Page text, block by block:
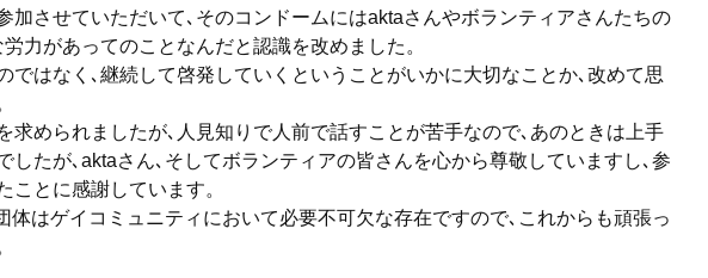
加させていただいて､ そのコンドームにはaktaさんやボランティアさんたちの
力があってのことなんだと認識を改めました。
ではなく､ 継続して啓発していくということがいかに大切なことか､ 改めて思
求められましたが､ 人見知りで人前で話すことが苦手なので､ あのときは上手
したが､aktaさん､ そしてボランティアの皆さんを心から尊敬していますし､ 参
ことに感謝しています。
体はゲイコミュニティにおいて必要不可欠な存在ですので､これからも頑張っ